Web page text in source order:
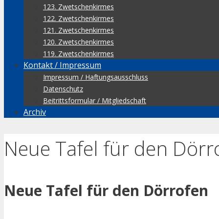
123. Zwetschenkirmes
122. Zwetschenkirmes
121. Zwetschenkirmes
120. Zwetschenkirmes
119. Zwetschenkirmes
Kontakt / Impressum
Impressum / Haftungsausschluss
Datenschutz
Beitrittsformular / Mitgliedschaft
Archiv
Neue Tafel für den
Neue Tafel für den Dörrofen